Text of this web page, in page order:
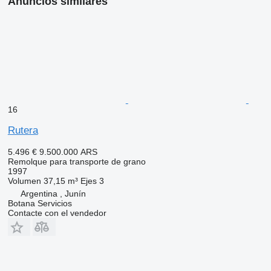
16
Rutera
5.496 € 9.500.000 ARS
Remolque para transporte de grano
1997
Volumen 37,15 m³ Ejes 3
Argentina , Junín
Botana Servicios
Contacte con el vendedor